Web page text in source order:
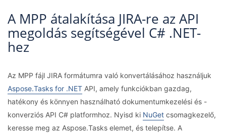
A MPP átalakítása JIRA-re az API
megoldás segítségével C# .NET-
hez
Az MPP fájl JIRA formátumra való konvertálásához használjuk
Aspose.Tasks for .NET API, amely funkciókban gazdag,
hatékony és könnyen használható dokumentumkezelési és -
konverziós API C# platformhoz. Nyisd ki NuGet csomagkezelő,
keresse meg az Aspose.Tasks elemet, és telepítse. A